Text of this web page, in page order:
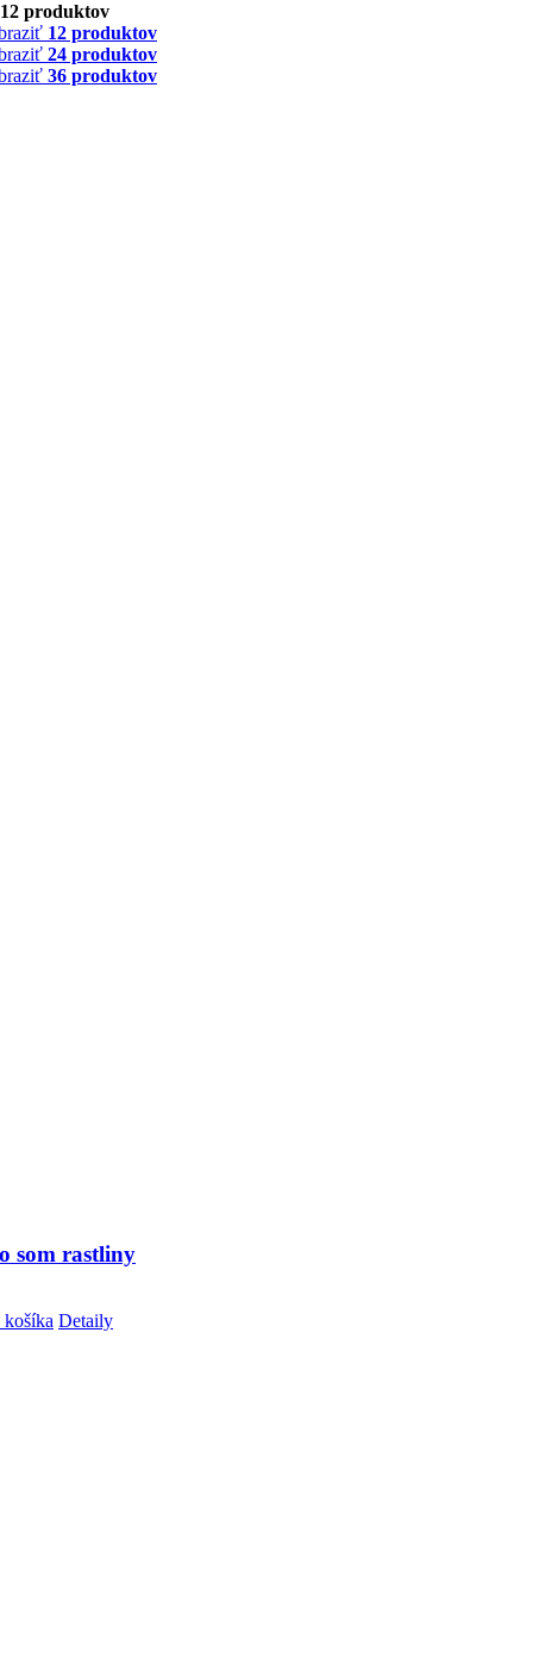
12 produktov
12 produktov
24 produktov
36 produktov
som rastliny
Detaily